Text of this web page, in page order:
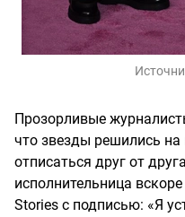
Прозорливые
что звезды решились
отписаться друг от
исполнительница
Stories с подписью: «Я